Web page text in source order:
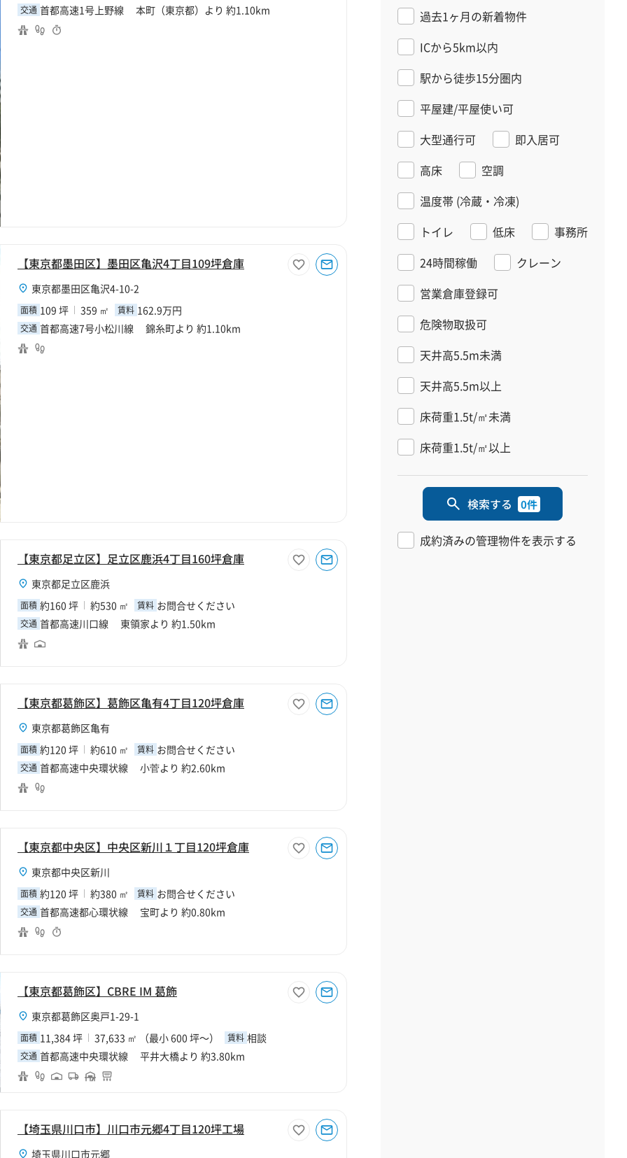
交通 首都高速1号上野線 本町（東京都）より 約1.10km
【東京都墨田区】墨田区亀沢4丁目109坪倉庫
東京都墨田区亀沢4-10-2
面積 109 坪 359 ㎡ 賃料 162.9万円
交通 首都高速7号小松川線 錦糸町より 約1.10km
【東京都足立区】足立区鹿浜4丁目160坪倉庫
東京都足立区鹿浜
面積 約160 坪 約530 ㎡ 賃料 お問合せください
交通 首都高速川口線 東領家より 約1.50km
【東京都葛飾区】葛飾区亀有4丁目120坪倉庫
東京都葛飾区亀有
面積 約120 坪 約610 ㎡ 賃料 お問合せください
交通 首都高速中央環状線 小菅より 約2.60km
【東京都中央区】中央区新川１丁目120坪倉庫
東京都中央区新川
面積 約120 坪 約380 ㎡ 賃料 お問合せください
交通 首都高速都心環状線 宝町より 約0.80km
【東京都葛飾区】CBRE IM 葛飾
東京都葛飾区奥戸1-29-1
面積 11,384 坪 37,633 ㎡ （最小 600 坪～） 賃料 相談
交通 首都高速中央環状線 平井大橋より 約3.80km
【埼玉県川口市】川口市元郷4丁目120坪工場
埼玉県川口市元郷
過去1ヶ月の新着物件
ICから5km以内
駅から徒歩15分圏内
平屋建/平屋使い可
大型通行可
即入居可
高床
空調
温度帯 (冷蔵・冷凍)
トイレ
低床
事務所
24時間稼働
クレーン
営業倉庫登録可
危険物取扱可
天井高5.5m未満
天井高5.5m以上
床荷重1.5t/㎡未満
床荷重1.5t/㎡以上
検索する 0件
成約済みの管理物件を表示する